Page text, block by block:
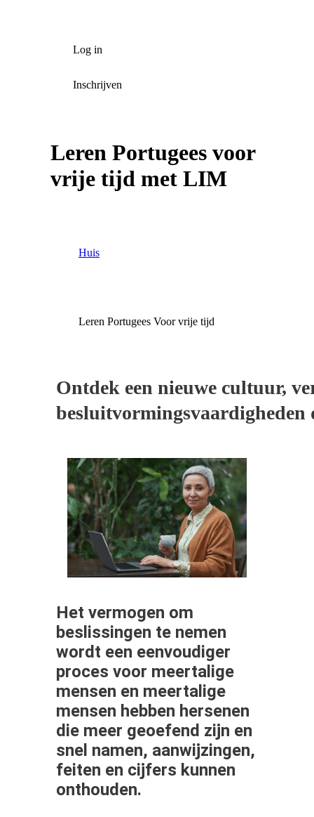
Log in
Inschrijven
Leren Portugees voor
vrije tijd met LIM
Huis
Leren Portugees Voor vrije tijd
Ontdek een nieuwe cultuur,
besluitvormingsvaardigheden
Het vermogen om
beslissingen te nemen
wordt een eenvoudiger
proces voor meertalige
mensen en meertalige
mensen hebben hersenen
die meer geoefend zijn en
snel namen, aanwijzingen,
feiten en cijfers kunnen
onthouden.